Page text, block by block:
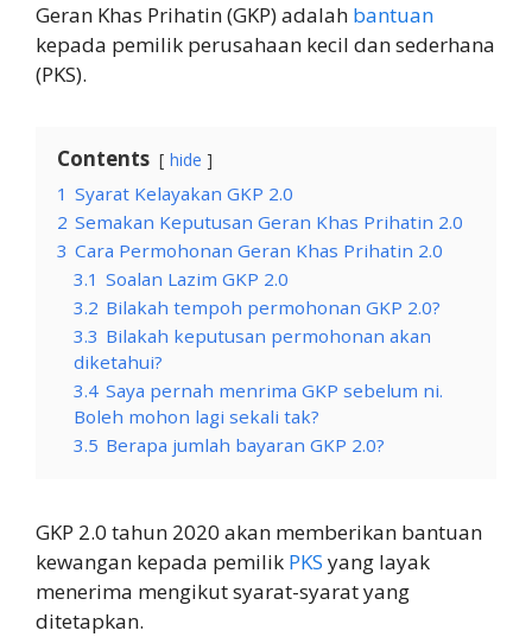
Geran Khas Prihatin (GKP) adalah bantuan
kepada pemilik perusahaan kecil dan sederhana
(PKS).
Contents hide
1 Syarat Kelayakan GKP 2.0
2 Semakan Keputusan Geran Khas Prihatin 2.0
3 Cara Permohonan Geran Khas Prihatin 2.0
3.1 Soalan Lazim GKP 2.0
3.2 Bilakah tempoh permohonan GKP 2.0?
3.3 Bilakah keputusan permohonan akan
diketahui?
3.4 Saya pernah menrima GKP sebelum ni.
Boleh mohon lagi sekali tak?
3.5 Berapa jumlah bayaran GKP 2.0?
GKP 2.0 tahun 2020 akan memberikan bantuan
kewangan kepada pemilik PKS yang layak
menerima mengikut syarat-syarat yang
ditetapkan.